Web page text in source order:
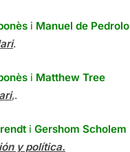
i Manuel de Pedrolo
.
i Matthew Tree
,.
i Gershom Scholem
y política.